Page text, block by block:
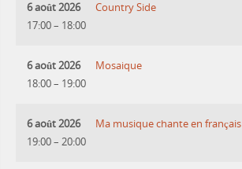
6 août 2026
17:00– 18:00
Country Side
6 août 2026
18:00– 19:00
Mosaique
6 août 2026
19:00– 20:00
Ma musique chante en français